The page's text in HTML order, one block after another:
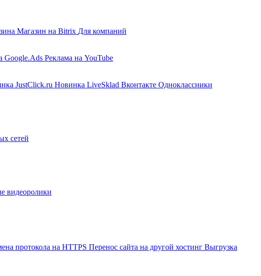
Магазин на Bitrix Для компаний
Google.Ads Реклама на YouTube
JustClick.ru Новинка LiveSklad Вконтакте Одноклассники
сетей
видеоролики
протокола на HTTPS Перенос сайта на другой хостинг Выгрузка